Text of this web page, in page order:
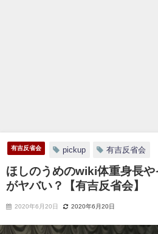
有吉反省会 pickup 有吉反省会
ほしのうめのwiki体重身長
がヤバい？【有吉反省会】
2020年6月20日 2020年6月20日